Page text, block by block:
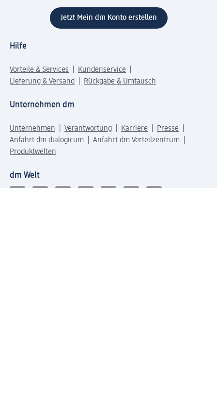
Jetzt Mein dm Konto erstellen
Hilfe
Vorteile & Services
Kundenservice
Lieferung & Versand
Rückgabe & Umtausch
Unternehmen dm
Unternehmen Verantwortung Karriere
Presse
Anfahrt dm dialogicum
Anfahrt dm Verteilzentrum
Produktwelten
dm Welt